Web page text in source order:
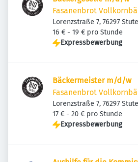
Fasanenbrot
Lorenzstraße 7, 76297
Deutschland
16 € - 19 € pro Stunde
Expressbewerbung
Bäckermeister m/d/w
Fasanenbrot
Lorenzstraße 7, 76297
Deutschland
17 € - 20 € pro Stunde
Expressbewerbung